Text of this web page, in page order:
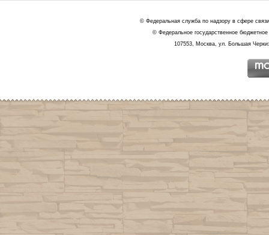
© Федеральная служба по надзору в сфере
© Федеральное государственное
107553, Москва, ул. Большая